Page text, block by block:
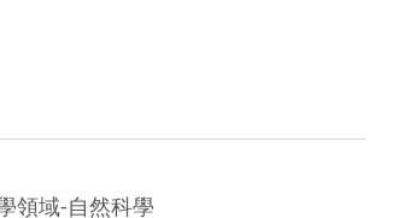
領域-自然科學